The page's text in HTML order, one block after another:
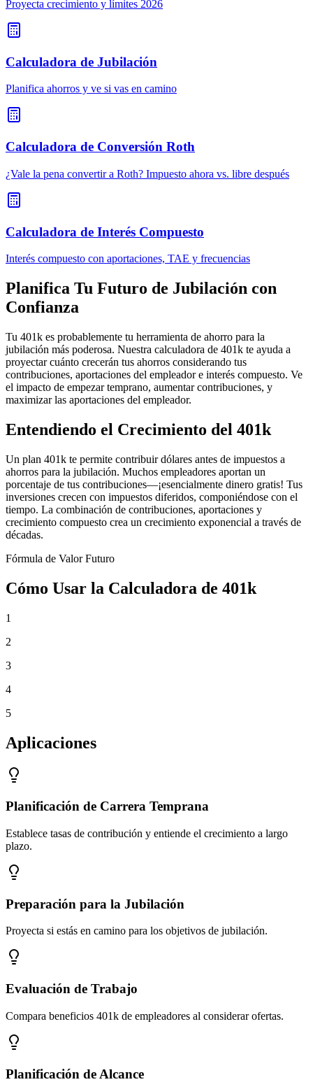
Proyecta crecimiento y límites 2026
Calculadora de Jubilación
Planifica ahorros y ve si vas en camino
Calculadora de Conversión Roth
¿Vale la pena convertir a Roth? Impuesto ahora vs. libre después
Calculadora de Interés Compuesto
Interés compuesto con aportaciones, TAE y frecuencias
Planifica Tu Futuro de Jubilación con
Confianza
Tu 401k es probablemente tu herramienta de ahorro para la
jubilación más poderosa. Nuestra calculadora de 401k te ayuda a
proyectar cuánto crecerán tus ahorros considerando tus
contribuciones, aportaciones del empleador e interés compuesto. Ve
el impacto de empezar temprano, aumentar contribuciones, y
maximizar las aportaciones del empleador.
Entendiendo el Crecimiento del 401k
Un plan 401k te permite contribuir dólares antes de impuestos a
ahorros para la jubilación. Muchos empleadores aportan un
porcentaje de tus contribuciones—¡esencialmente dinero gratis! Tus
inversiones crecen con impuestos diferidos, componiéndose con el
tiempo. La combinación de contribuciones, aportaciones y
crecimiento compuesto crea un crecimiento exponencial a través de
décadas.
Fórmula de Valor Futuro
Cómo Usar la Calculadora de 401k
1
2
3
4
5
Aplicaciones
Planificación de Carrera Temprana
Establece tasas de contribución y entiende el crecimiento a largo
plazo.
Preparación para la Jubilación
Proyecta si estás en camino para los objetivos de jubilación.
Evaluación de Trabajo
Compara beneficios 401k de empleadores al considerar ofertas.
Planificación de Alcance